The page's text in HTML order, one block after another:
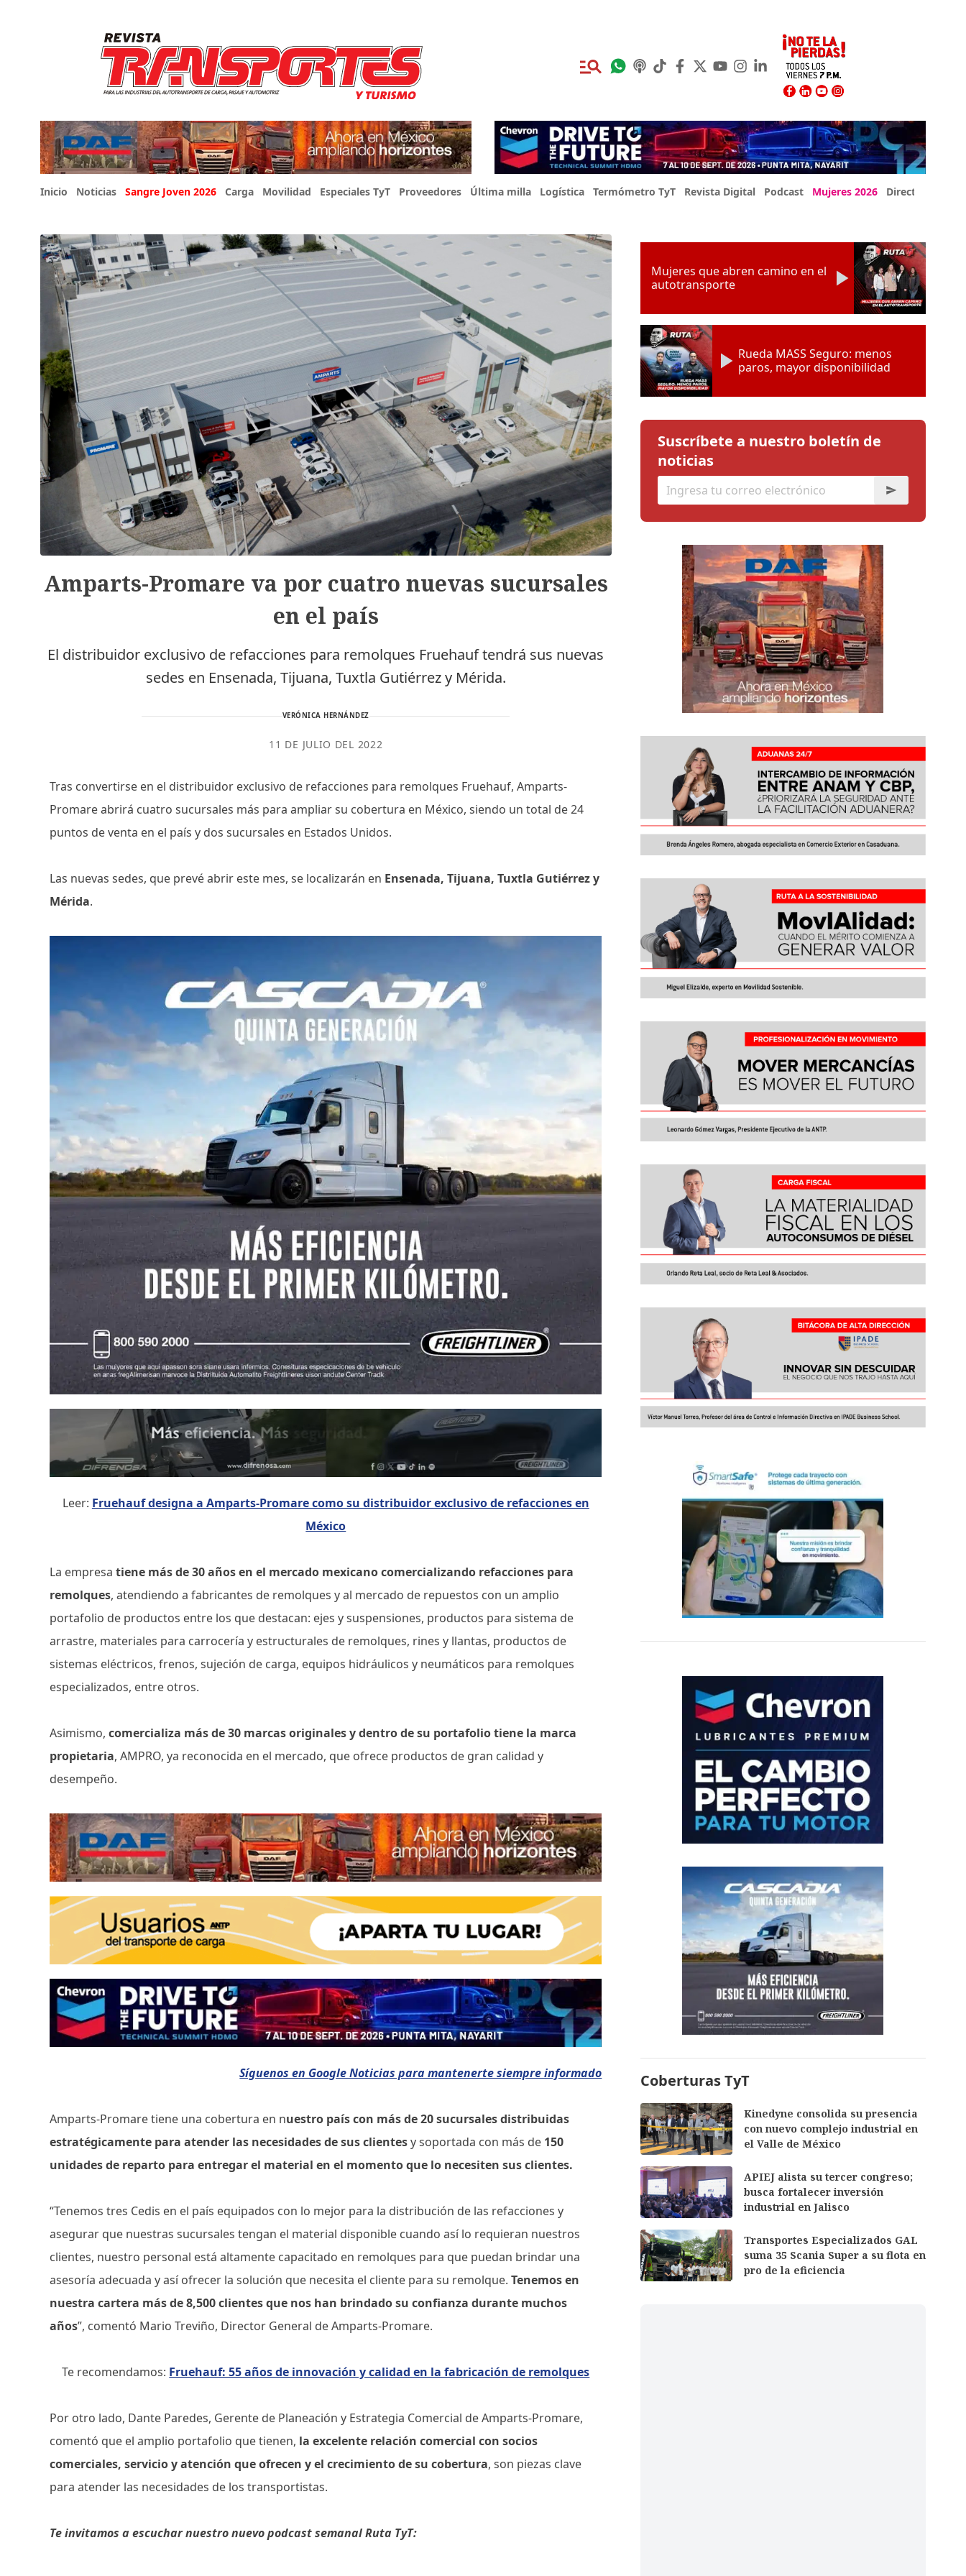
Inicio Noticias Sangre Joven 2026 Carga Movilidad Especiales TyT Proveedores Última milla Logística Termómetro TyT Revista Digital Podcast Mujeres 2026 Directorio Expo
Amparts-Promare va por cuatro nuevas sucursales
en el país
El distribuidor exclusivo de refacciones para remolques Fruehauf tendrá sus nuevas
sedes en Ensenada, Tijuana, Tuxtla Gutiérrez y Mérida.
VERÓNICA HERNÁNDEZ
11 DE JULIO DEL 2022
Tras convertirse en el distribuidor exclusivo de refacciones para remolques Fruehauf, Amparts-
Promare abrirá cuatro sucursales más para ampliar su cobertura en México, siendo un total de 24
puntos de venta en el país y dos sucursales en Estados Unidos.
Las nuevas sedes, que prevé abrir este mes, se localizarán en Ensenada, Tijuana, Tuxtla Gutiérrez y
Mérida.
Leer: Fruehauf designa a Amparts-Promare como su distribuidor exclusivo de refacciones en
México
La empresatiene más de 30 años en el mercado mexicano comercializando refacciones para
remolques, atendiendo a fabricantes de remolques y al mercado de repuestos con un amplio
portafolio de productos entre los que destacan: ejes y suspensiones, productos para sistema de
arrastre, materiales para carrocería y estructurales de remolques, rines y llantas, productos de
sistemas eléctricos, frenos, sujeción de carga, equipos hidráulicos y neumáticos para remolques
especializados, entre otros.
Asimismo,comercializa más de 30 marcas originales y dentro de su portafolio tiene la marca
propietaria, AMPRO, ya reconocida en el mercado, que ofrece productos de gran calidad y
desempeño.
Síguenos en Google Noticias para mantenerte siempre informado
Amparts-Promare tiene una cobertura en nuestro país con más de 20 sucursales distribuidas
estratégicamente para atender las necesidades de sus clientesy soportada con más de 150
unidades de reparto para entregar el material en el momento que lo necesiten sus clientes.
“Tenemos tres Cedis en el país equipados con lo mejor para la distribución de las refacciones y
asegurar que nuestras sucursales tengan el material disponible cuando así lo requieran nuestros
clientes, nuestro personal está altamente capacitado en remolques para que puedan brindar una
asesoría adecuada y así ofrecer la solución que necesita el cliente para su remolque.Tenemos en
nuestra cartera más de 8,500 clientes que nos han brindado su confianza durante muchos
años”, comentó Mario Treviño, Director General de Amparts-Promare.
Te recomendamos: Fruehauf: 55 años de innovación y calidad en la fabricación de remolques
Por otro lado, Dante Paredes, Gerente de Planeación y Estrategia Comercial de Amparts-Promare,
comentó que el amplio portafolio que tienen, la excelente relación comercial con socios
comerciales, servicio y atención que ofrecen y el crecimiento de su cobertura, son piezas clave
para atender las necesidades de los transportistas.
Te invitamos a escuchar nuestro nuevo podcast semanal Ruta TyT:
Mujeres que abren camino en el
autotransporte
Rueda MASS Seguro: menos
paros, mayor disponibilidad
Suscríbete a nuestro boletín de
noticias
Coberturas TyT
Kinedyne consolida su presencia
con nuevo complejo industrial en
el Valle de México
APIEJ alista su tercer congreso;
busca fortalecer inversión
industrial en Jalisco
Transportes Especializados GAL
suma 35 Scania Super a su flota en
pro de la eficiencia